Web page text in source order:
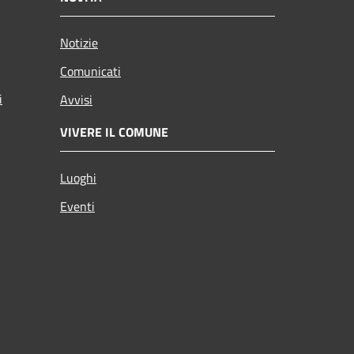
Notizie
Comunicati
Avvisi
VIVERE IL COMUNE
Luoghi
Eventi